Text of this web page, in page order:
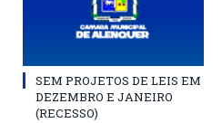
SEM PROJETOS DE LEIS EM
DEZEMBRO E JANEIRO
(RECESSO)